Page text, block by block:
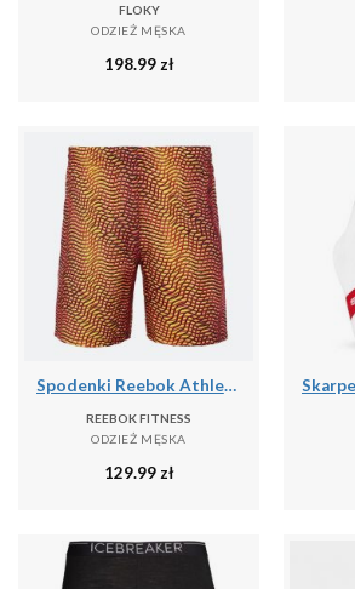
FLOKY
ODZIEŻ MĘSKA
198.99 zł
Spodenki Reebok Athlete Hype 2-IN-1
REEBOK FITNESS
ODZIEŻ MĘSKA
129.99 zł